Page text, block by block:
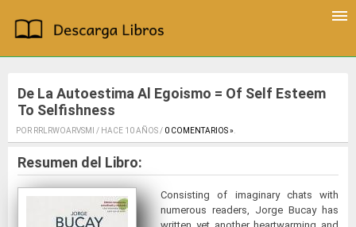
De La Autoestima Al Egoismo = Of Self Esteem
To Selfishness
POR RRLRWOARVSMI / HACE 10 AÑOS / 0 COMENTARIOS ».
Resumen del Libro:
Consisting of imaginary chats with
numerous readers, Jorge Bucay has